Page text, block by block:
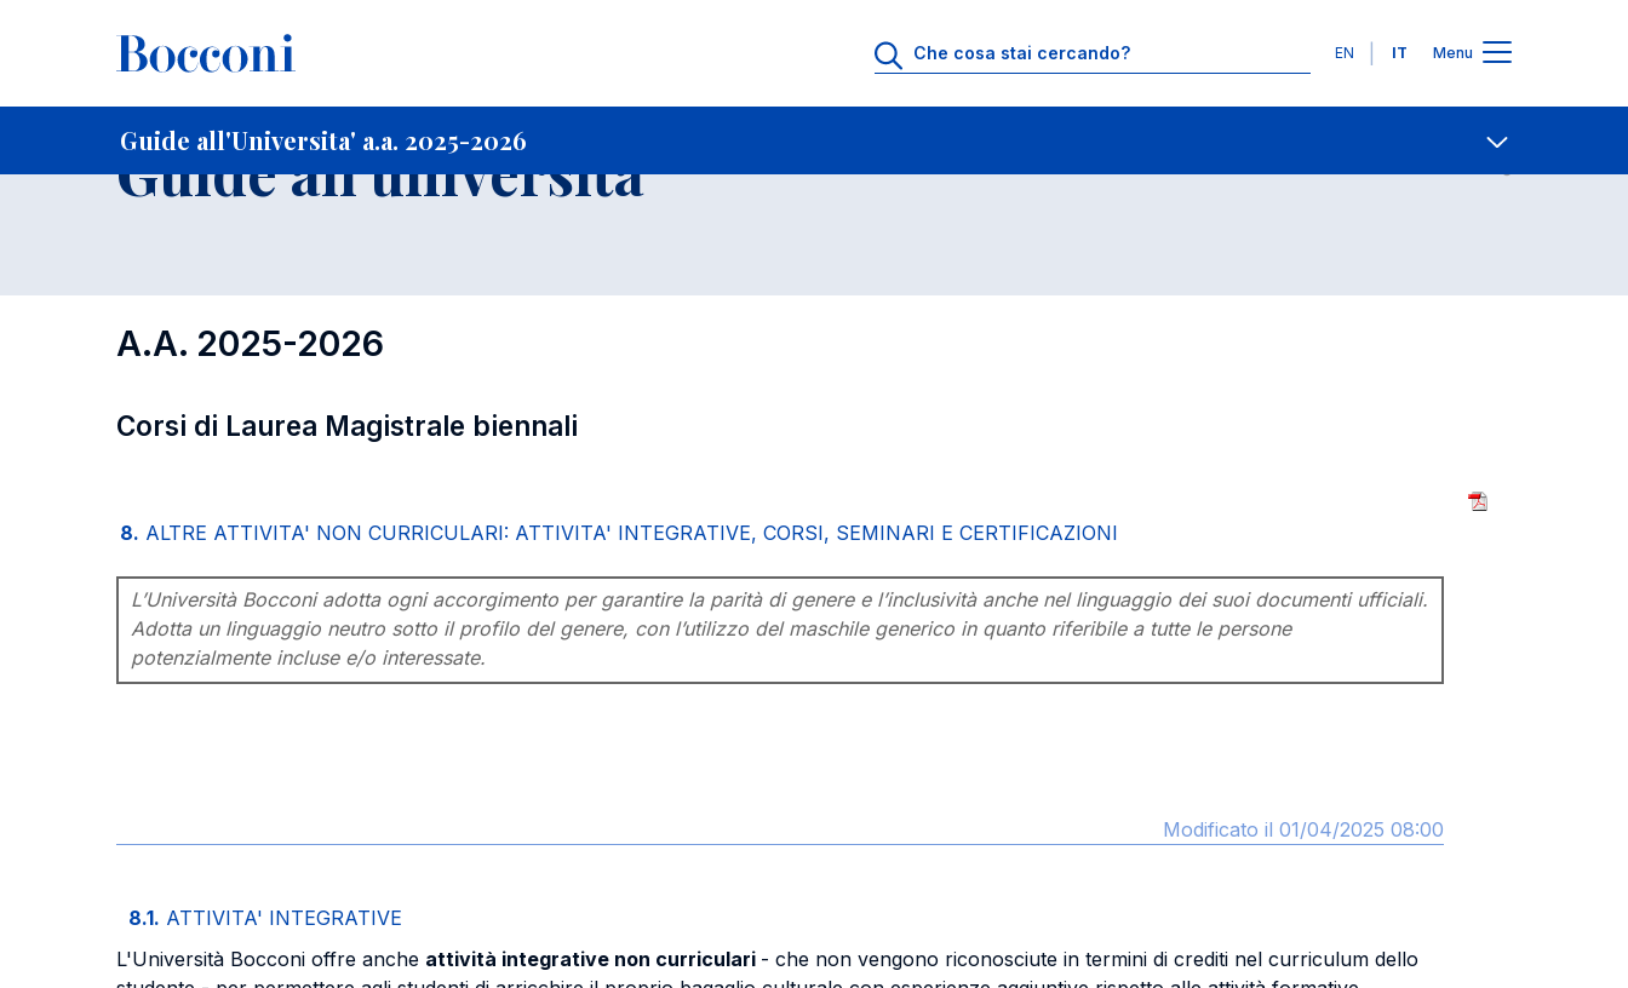
Lingue
EN IT Menu
Guide all'Universita' a.a. 2025-2026
Home Per studenti iscritti Corsi di Laurea Magistrale biennali Contatti
Guide all'universita'
A.A. 2025-2026
Corsi di Laurea Magistrale biennali
8. ALTRE ATTIVITA' NON CURRICULARI: ATTIVITA' INTEGRATIVE, CORSI, SEMINARI E CERTIFICAZIONI
L’Università Bocconi adotta ogni accorgimento per garantire la parità di genere e l’inclusività anche nel linguaggio dei suoi documenti ufficiali.
Adotta un linguaggio neutro sotto il profilo del genere, con l’utilizzo del maschile generico in quanto riferibile a tutte le persone
potenzialmente incluse e/o interessate.
Modificato il 01/04/2025 08:00
8.1. ATTIVITA' INTEGRATIVE
L'Università Bocconi offre anche attività integrative non curriculari - che non vengono riconosciute in termini di crediti nel curriculum dello